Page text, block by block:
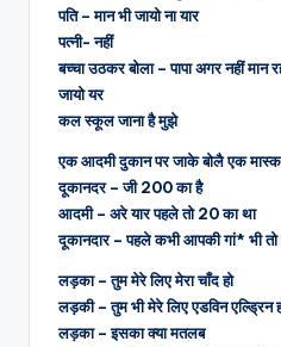
पति – मान भी जायो ना यार
पत्नी- नहीं
बच्चा उठकर बोला – पापा अगर नहीं
जायो यर
कल स्कूल जाना है मुझे
एक आदमी दुकान पर जाके बोलै एक
दूकानदर – जी 200 का है
आदमी – अरे यार पहले तो 20 का था
दूकानदार – पहले कभी आपकी गां* भी तो
लड़का – तुम मेरे लिए मेरा चाँद हो
लड़की – तुम भी मेरे लिए एडविन एल्ड्रिन
लड़का – इसका क्या मतलब